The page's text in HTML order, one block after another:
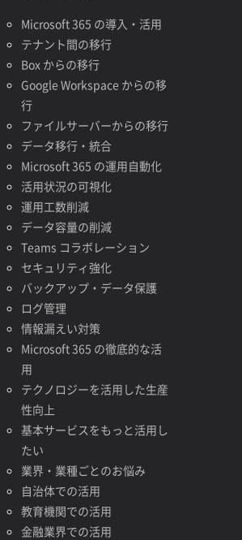
Microsoft 365 の導入・活用
テナント間の移行
Box からの移行
Google Workspace からの移
行
ファイルサーバーからの移行
データ移行・統合
Microsoft 365 の運用自動化
活用状況の可視化
運用工数削減
データ容量の削減
Teams コラボレーション
セキュリティ強化
バックアップ・データ保護
ログ管理
情報漏えい対策
Microsoft 365 の徹底的な活
用
テクノロジーを活用した生産
性向上
基本サービスをもっと活用し
たい
業界・業種ごとのお悩み
自治体での活用
教育機関での活用
金融業界での活用